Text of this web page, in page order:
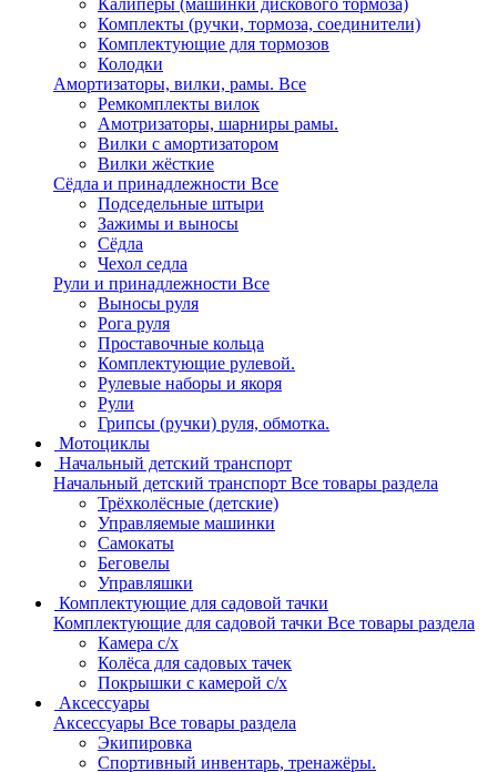
Калиперы (машинки дискового тормоза)
Комплекты (ручки, тормоза, соединители)
Комплектующие для тормозов
Колодки
Амортизаторы, вилки, рамы. Все
Ремкомплекты вилок
Амотризаторы, шарниры рамы.
Вилки с амортизатором
Вилки жёсткие
Сёдла и принадлежности Все
Подседельные штыри
Зажимы и выносы
Сёдла
Чехол седла
Рули и принадлежности Все
Выносы руля
Рога руля
Проставочные кольца
Комплектующие рулевой.
Рулевые наборы и якоря
Рули
Грипсы (ручки) руля, обмотка.
Мотоциклы
Начальный детский транспорт
Начальный детский транспорт Все товары раздела
Трёхколёсные (детские)
Управляемые машинки
Самокаты
Беговелы
Управляшки
Комплектующие для садовой тачки
Комплектующие для садовой тачки Все товары раздела
Камера с/х
Колёса для садовых тачек
Покрышки с камерой с/х
Аксессуары
Аксессуары Все товары раздела
Экипировка
Спортивный инвентарь, тренажёры.